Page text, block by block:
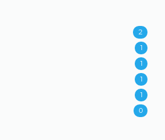
2
1
1
1
1
0